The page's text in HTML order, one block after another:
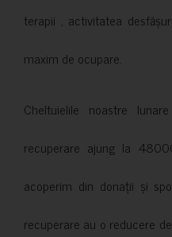
terapii , activitatea
maxim de ocupare.
Cheltuielile noastre
recuperare ajung la
acoperim din donații și
recuperare au o reducere